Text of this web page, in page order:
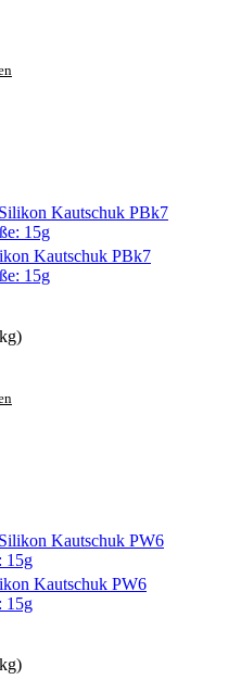
Kautschuk PBk7
15g
Kautschuk PW6
15g